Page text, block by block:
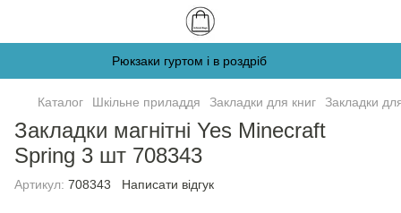
Рюкзаки гуртом і в роздріб
Каталог Шкільне приладдя Закладки для книг Закладки
Закладки магнітні Yes Minecraft
Spring 3 шт 708343
Артикул: 708343 Написати відгук